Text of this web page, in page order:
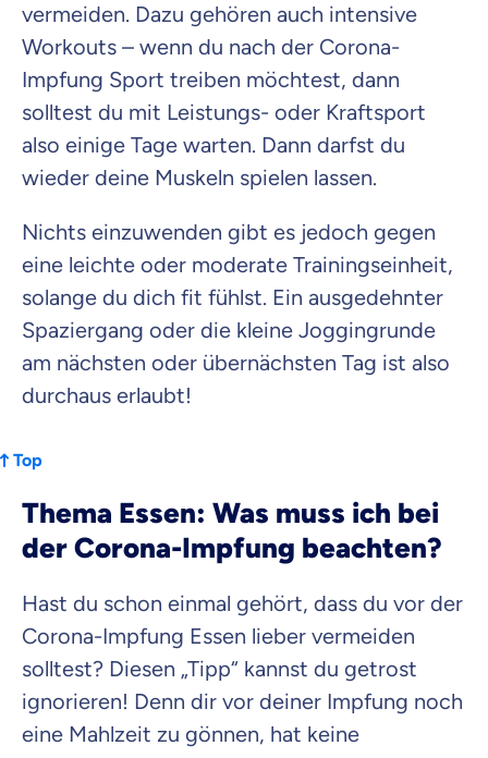
vermeiden. Dazu gehören auch intensive
Workouts – wenn du nach der Corona-
Impfung Sport treiben möchtest, dann
solltest du mit Leistungs- oder Kraftsport
also einige Tage warten. Dann darfst du
wieder deine Muskeln spielen lassen.
Nichts einzuwenden gibt es jedoch gegen
eine leichte oder moderate Trainingseinheit,
solange du dich fit fühlst. Ein ausgedehnter
Spaziergang oder die kleine Joggingrunde
am nächsten oder übernächsten Tag ist also
durchaus erlaubt!
Top
Thema Essen: Was muss ich bei
der Corona-Impfung beachten?
Hast du schon einmal gehört, dass du vor der
Corona-Impfung Essen lieber vermeiden
solltest? Diesen „Tipp“ kannst du getrost
ignorieren! Denn dir vor deiner Impfung noch
eine Mahlzeit zu gönnen, hat keine